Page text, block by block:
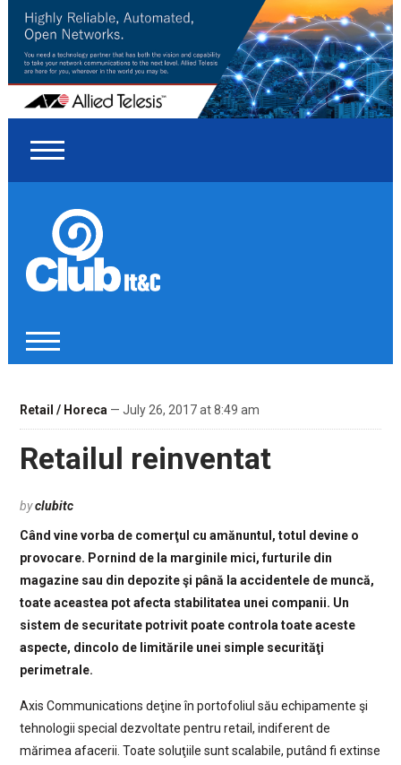
Retail / Horeca— July 26, 2017 at 8:49 am
Retailul reinventat
byclubitc
Când vine vorba de comerţul cu amănuntul, totul devine o
provocare. Pornind de la marginile mici, furturile din
magazine sau din depozite şi până la accidentele de muncă,
toate aceastea pot afecta stabilitatea unei companii. Un
sistem de securitate potrivit poate controla toate aceste
aspecte, dincolo de limitările unei simple securităţi
perimetrale.
Axis Communications deţine în portofoliul său echipamente şi
tehnologii special dezvoltate pentru retail, indiferent de
mărimea afacerii. Toate soluţiile sunt scalabile, putând fi extinse